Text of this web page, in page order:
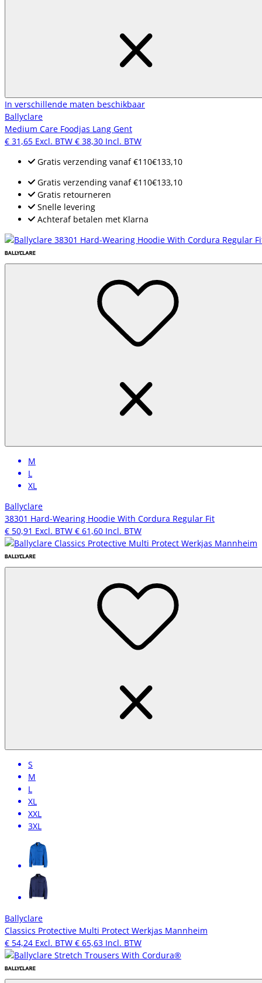
In verschillende maten beschikbaar
Ballyclare
Medium Care Foodjas Lang Gent
€ 31,65 Excl. BTW € 38,30 Incl. BTW
Gratis verzending vanaf€110€133,10
Gratis verzending vanaf€110€133,10
Gratis retourneren
Snelle levering
Achteraf betalen met Klarna
M
L
XL
Ballyclare
38301 Hard-Wearing Hoodie With Cordura Regular Fit
€ 50,91 Excl. BTW € 61,60 Incl. BTW
S
M
L
XL
XXL
3XL
Ballyclare
Classics Protective Multi Protect Werkjas Mannheim
€ 54,24 Excl. BTW € 65,63 Incl. BTW